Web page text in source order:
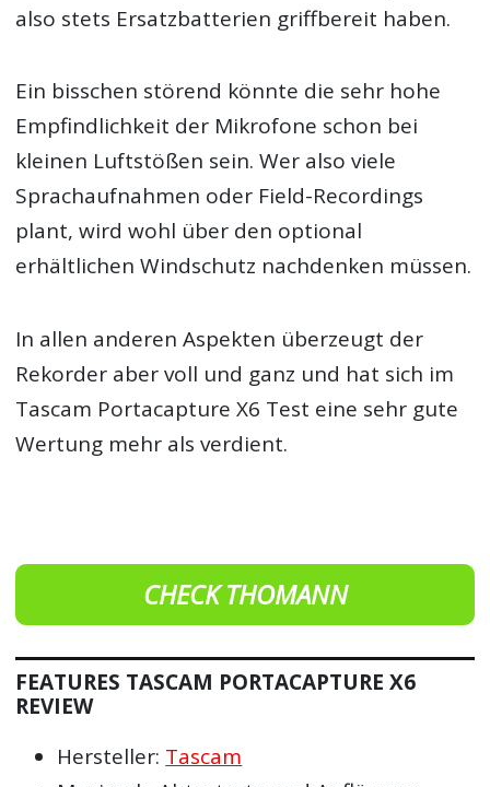
also stets Ersatzbatterien griffbereit haben.
Ein bisschen störend könnte die sehr hohe
Empfindlichkeit der Mikrofone schon bei
kleinen Luftstößen sein. Wer also viele
Sprachaufnahmen oder Field-Recordings
plant, wird wohl über den optional
erhältlichen Windschutz nachdenken müssen.
In allen anderen Aspekten überzeugt der
Rekorder aber voll und ganz und hat sich im
Tascam Portacapture X6 Test eine sehr gute
Wertung mehr als verdient.
CHECK THOMANN
FEATURES TASCAM PORTACAPTURE X6
REVIEW
Hersteller: Tascam